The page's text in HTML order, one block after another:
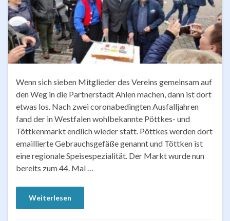
Wenn sich sieben Mitglieder des Vereins gemeinsam auf
den Weg in die Partnerstadt Ahlen machen, dann ist dort
etwas los. Nach zwei coronabedingten Ausfalljahren
fand der in Westfalen wohlbekannte Pöttkes- und
Töttkenmarkt endlich wieder statt. Pöttkes werden dort
emaillierte Gebrauchsgefäße genannt und Töttken ist
eine regionale Speisespezialität. Der Markt wurde nun
bereits zum 44. Mal …
Weiterlesen